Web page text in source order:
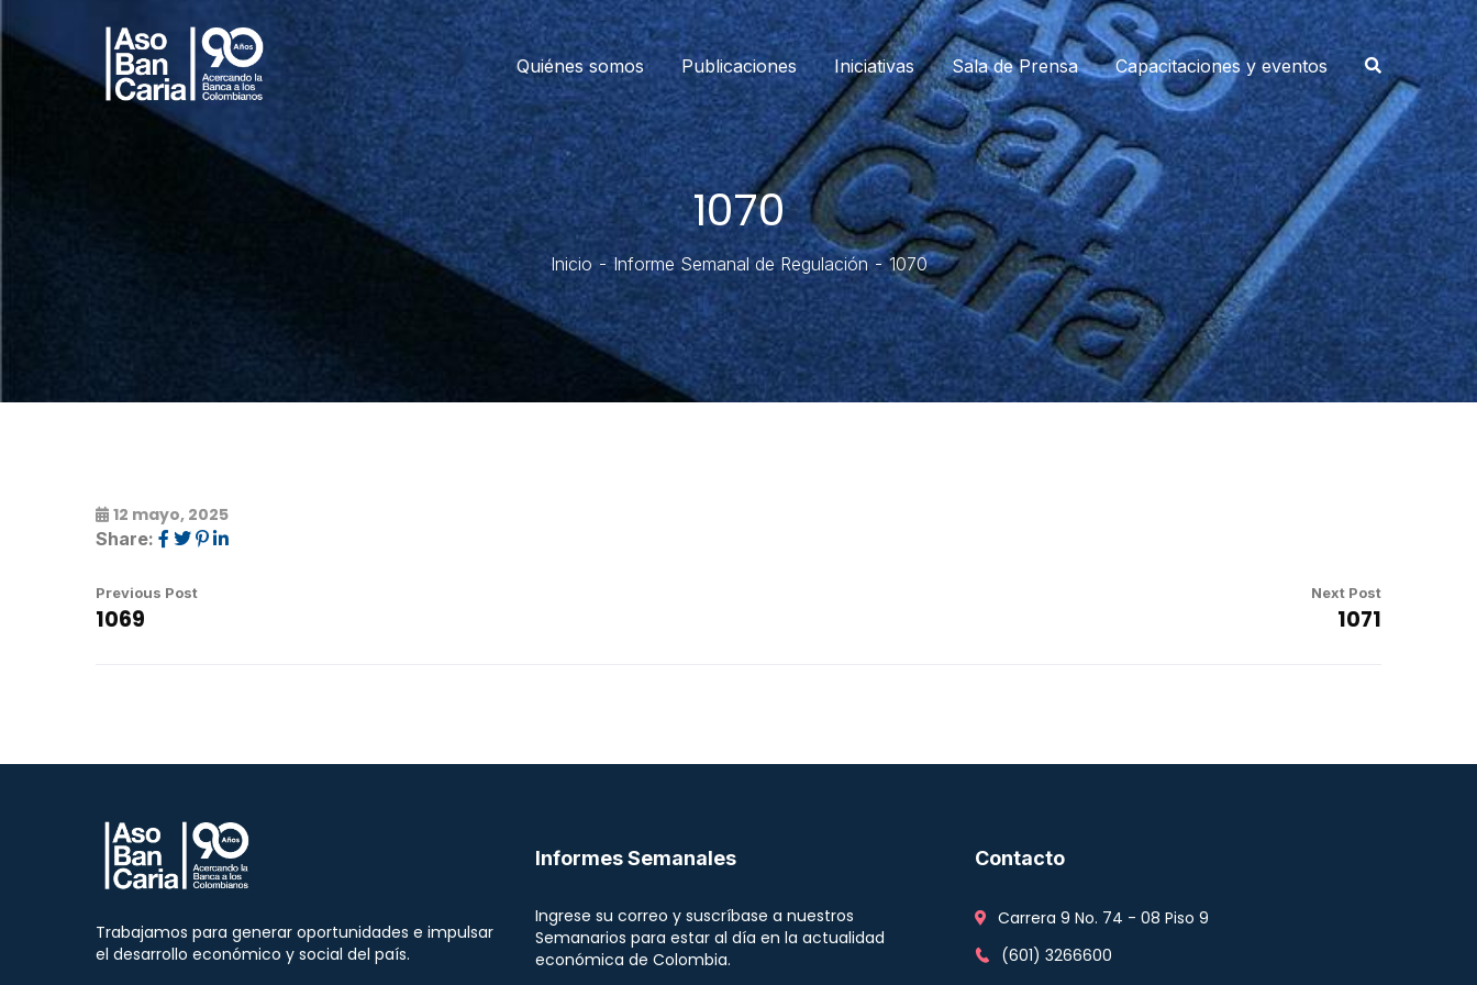
Quiénes somos Publicaciones Iniciativas Sala de Prensa Capacitaciones y eventos
1070
Inicio Informe Semanal de Regulación 1070
12 mayo, 2025
Share:
Previous Post
1069
Next Post
1071
Trabajamos para generar oportunidades e impulsar
el desarrollo económico y social del país.
Informes Semanales
Ingrese su correo y suscríbase a nuestros
Semanarios para estar al día en la actualidad
económica de Colombia.
Contacto
Carrera 9 No. 74 - 08 Piso 9
(601) 3266600